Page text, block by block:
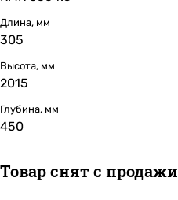
Длина, мм
305
Высота, мм
2015
Глубина, мм
450
Товар снят с продажи